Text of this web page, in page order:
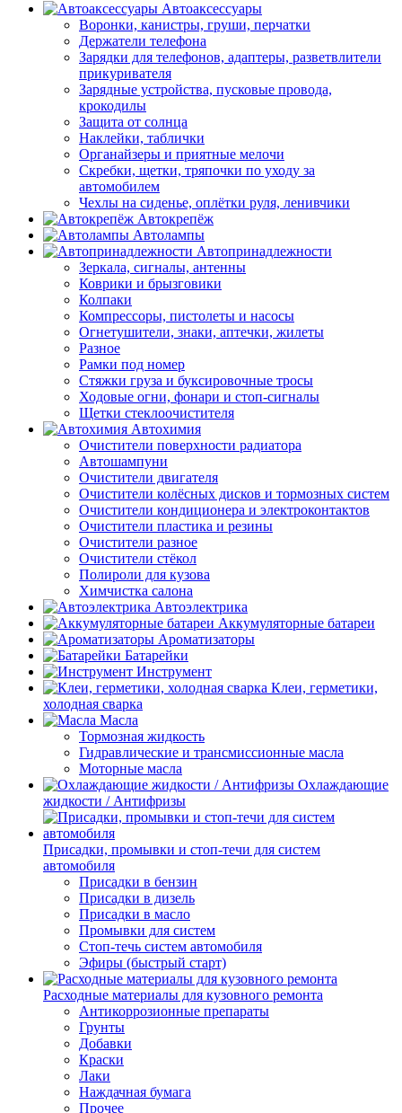
Автоаксессуары
Воронки, канистры, груши, перчатки
Держатели телефона
Зарядки для телефонов, адаптеры, разветвлители
прикуривателя
Зарядные устройства, пусковые провода,
крокодилы
Защита от солнца
Наклейки, таблички
Органайзеры и приятные мелочи
Скребки, щетки, тряпочки по уходу за
автомобилем
Чехлы на сиденье, оплётки руля, ленивчики
Автокрепёж
Автолампы
Автопринадлежности
Зеркала, сигналы, антенны
Коврики и брызговики
Колпаки
Компрессоры, пистолеты и насосы
Огнетушители, знаки, аптечки, жилеты
Разное
Рамки под номер
Стяжки груза и буксировочные тросы
Ходовые огни, фонари и стоп-сигналы
Щетки стеклоочистителя
Автохимия
Очистители поверхности радиатора
Автошампуни
Очистители двигателя
Очистители колёсных дисков и тормозных систем
Очистители кондиционера и электроконтактов
Очистители пластика и резины
Очистители разное
Очистители стёкол
Полироли для кузова
Химчистка салона
Автоэлектрика
Аккумуляторные батареи
Ароматизаторы
Батарейки
Инструмент
Клеи, герметики,
холодная сварка
Масла
Тормозная жидкость
Гидравлические и трансмиссионные масла
Моторные масла
Охлаждающие
жидкости / Антифризы
Присадки, промывки и стоп-течи для систем
автомобиля
Присадки в бензин
Присадки в дизель
Присадки в масло
Промывки для систем
Стоп-течь систем автомобиля
Эфиры (быстрый старт)
Расходные материалы для кузовного ремонта
Антикоррозионные препараты
Грунты
Добавки
Краски
Лаки
Наждачная бумага
Прочее